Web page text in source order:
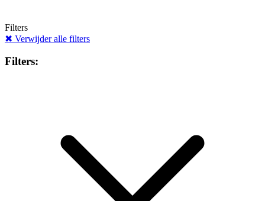
Filters
✖ Verwijder alle filters
Filters: